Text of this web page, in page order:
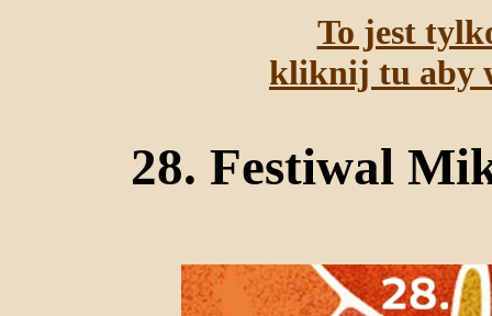
To jest
kliknij tu aby
28. Festiwal